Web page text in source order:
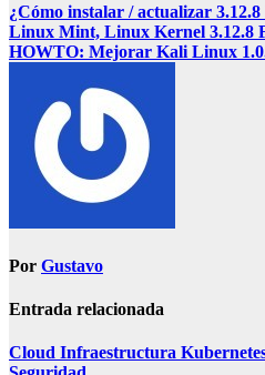
¿Cómo instalar / actualizar
Linux Mint, Linux Kernel 3.12.8
HOWTO: Mejorar Kali Linux
Por Gustavo
Entrada relacionada
Cloud Infraestructura